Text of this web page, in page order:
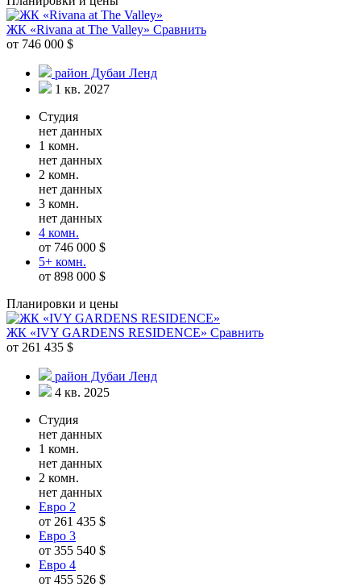
ЖК «Rivana at The Valley» Сравнить
от 746 000 $
район Дубаи Ленд
1 кв. 2027
Студия
нет данных
1 комн.
нет данных
2 комн.
нет данных
3 комн.
нет данных
4 комн.
от 746 000 $
5+ комн.
от 898 000 $
Планировки и цены
ЖК «IVY GARDENS RESIDENCE» Сравнить
от 261 435 $
район Дубаи Ленд
4 кв. 2025
Студия
нет данных
1 комн.
нет данных
2 комн.
нет данных
Евро 2
от 261 435 $
Евро 3
от 355 540 $
Евро 4
от 455 526 $